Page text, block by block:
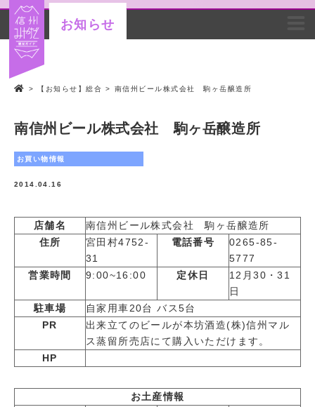
お知らせ
> 【お知らせ】総合 > 南信州ビール株式会社 駒ヶ岳醸造所
南信州ビール株式会社 駒ヶ岳醸造所
お買い物情報
2014.04.16
店舗名
南信州ビール株式会社 駒ヶ岳醸造所
住所
宮田村4752-
31
電話番号
0265-85-
5777
営業時間
9:00~16:00 定休日
12月30・31
日
駐車場
自家用車20台 バス5台
PR
出来立てのビールが本坊酒造(株)信州マル
ス蒸留所売店にて購入いただけます。
HP
お土産情報